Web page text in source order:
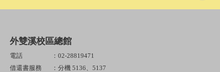
外雙溪校區總館
電話
：02-28819471
借還書服務
：分機 5136、5137